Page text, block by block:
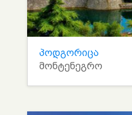
პოდგორიცა
მონტენეგრო